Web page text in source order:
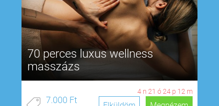
70 perces luxus wellness
masszázs
4 n 21 ó 24 p 11 m
7.000 Ft